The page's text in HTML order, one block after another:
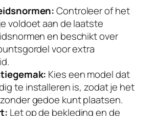
Controleer of het
voldoet aan de laatste
en beschikt over
voor extra
Kies een model dat
te installeren is, zodat je het
gedoe kunt plaatsen.
Let op de bekleding en de